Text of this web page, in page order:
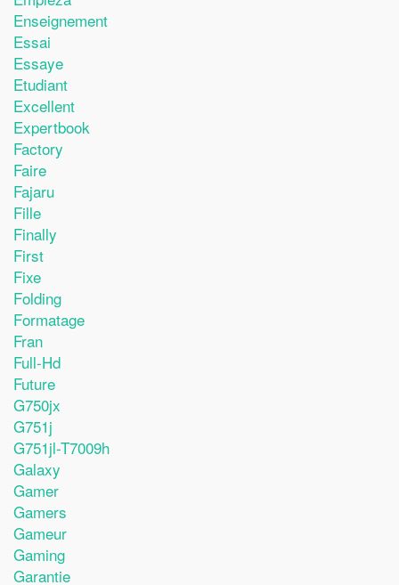
Enseignement
Essai
Essaye
Etudiant
Excellent
Expertbook
Factory
Faire
Fajaru
Fille
Finally
First
Fixe
Folding
Formatage
Fran
Full-Hd
Future
G750jx
G751j
G751jl-T7009h
Galaxy
Gamer
Gamers
Gameur
Gaming
Garantie